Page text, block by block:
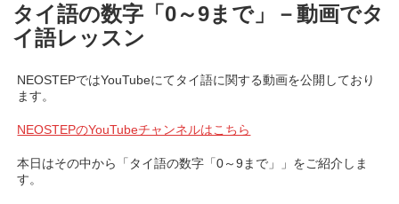
タイ語の数字「0～9まで」－動画でタ
イ語レッスン
NEOSTEPではYouTubeにてタイ語に関する動画を公開しており
ます。
NEOSTEPのYouTubeチャンネルはこちら
本日はその中から「タイ語の数字「0～9まで」」をご紹介しま
す。